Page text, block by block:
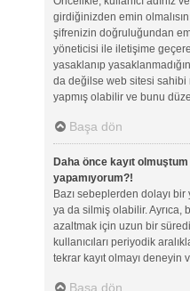
girdiğinizden emin
şifrenizin doğruluğundan
yöneticisi ile iletişime
yasaklanıp
da değilse web sitesi sahibi
yapmış olabilir ve bunu
Başa dön
Daha önce kayıt
yapamıyorum?!
Bazı sebeplerden dolayı bir
ya da silmiş olabilir. Ayrıca,
azaltmak için uzun bir
kullanıcıları periyodik
tekrar kayıt olmayı deneyin
Başa dön